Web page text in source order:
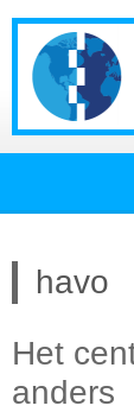
havo
Het
anders